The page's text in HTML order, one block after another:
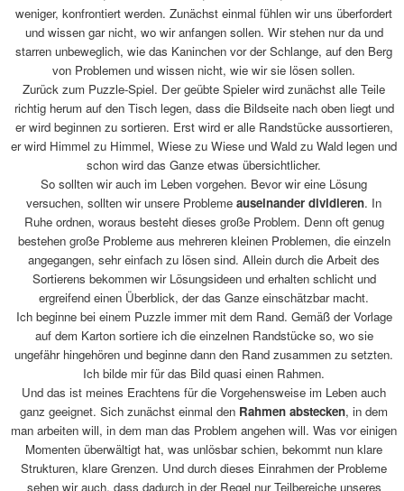
weniger, konfrontiert werden. Zunächst einmal fühlen wir uns überfordert
und wissen gar nicht, wo wir anfangen sollen. Wir stehen nur da und
starren unbeweglich, wie das Kaninchen vor der Schlange, auf den Berg
von Problemen und wissen nicht, wie wir sie lösen sollen.
Zurück zum Puzzle-Spiel. Der geübte Spieler wird zunächst alle Teile
richtig herum auf den Tisch legen, dass die Bildseite nach oben liegt und
er wird beginnen zu sortieren. Erst wird er alle Randstücke aussortieren,
er wird Himmel zu Himmel, Wiese zu Wiese und Wald zu Wald legen und
schon wird das Ganze etwas übersichtlicher.
So sollten wir auch im Leben vorgehen. Bevor wir eine Lösung
versuchen, sollten wir unsere Probleme auseinander dividieren. In
Ruhe ordnen, woraus besteht dieses große Problem. Denn oft genug
bestehen große Probleme aus mehreren kleinen Problemen, die einzeln
angegangen, sehr einfach zu lösen sind. Allein durch die Arbeit des
Sortierens bekommen wir Lösungsideen und erhalten schlicht und
ergreifend einen Überblick, der das Ganze einschätzbar macht.
Ich beginne bei einem Puzzle immer mit dem Rand. Gemäß der Vorlage
auf dem Karton sortiere ich die einzelnen Randstücke so, wo sie
ungefähr hingehören und beginne dann den Rand zusammen zu setzten.
Ich bilde mir für das Bild quasi einen Rahmen.
Und das ist meines Erachtens für die Vorgehensweise im Leben auch
ganz geeignet. Sich zunächst einmal den Rahmen abstecken, in dem
man arbeiten will, in dem man das Problem angehen will. Was vor einigen
Momenten überwältigt hat, was unlösbar schien, bekommt nun klare
Strukturen, klare Grenzen. Und durch dieses Einrahmen der Probleme
sehen wir auch, dass dadurch in der Regel nur Teilbereiche unseres